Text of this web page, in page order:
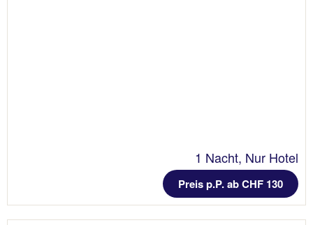
1 Nacht, Nur Hotel
Preis p.P. ab CHF 130